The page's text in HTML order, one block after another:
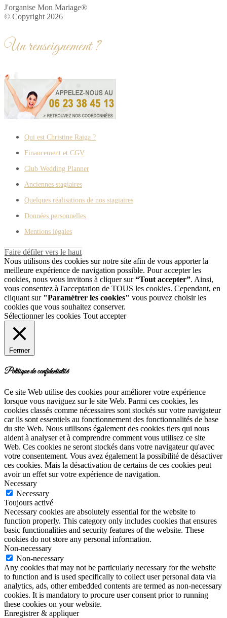
J'organise Mon Mariage®
© Copyright 2026
Un renseignement ?
Qui est Christine Raiga ?
Financement et CGV
Club Wedding Planner
Anciennes stagiaires
Quelques réalisations de nos stagiaires
Données personnelles
Mentions légales
Faire défiler vers le haut
Nous utilisons des cookies sur notre site afin de vous apporter la
meilleure expérience de navigation possible. Pour accepter les
cookies, nous vous invitons à cliquer sur“Tout accepter”. Ainsi,
vous consentez à l'acceptation de TOUS les cookies. Cependant, en
cliquant sur "Paramétrer les cookies" vous pouvez choisir les
cookies que vous souhaitez conserver.
Sélectionner les cookies Tout accepter
Fermer
Politique de confidentialité
Ce site Web utilise des cookies pour améliorer votre expérience
lorsque vous naviguez sur le site Web. Parmi ces cookies, les
cookies classés comme nécessaires sont stockés sur votre navigateur
car ils sont essentiels au fonctionnement des fonctionnalités de base
du site Web. Nous utilisons également des cookies tiers qui nous
aident à analyser et à comprendre comment vous utilisez ce site
Web. Ces cookies ne seront stockés dans votre navigateur qu'avec
votre consentement. Vous avez également la possibilité de désactiver
ces cookies. Mais la désactivation de certains de ces cookies peut
avoir un effet sur votre expérience de navigation.
Necessary
Necessary
Toujours activé
Necessary cookies are absolutely essential for the website to
function properly. This category only includes cookies that ensures
basic functionalities and security features of the website. These
cookies do not store any personal information.
Non-necessary
Non-necessary
Any cookies that may not be particularly necessary for the website
to function and is used specifically to collect user personal data via
analytics, ads, other embedded contents are termed as non-necessary
cookies. It is mandatory to procure user consent prior to running
these cookies on your website.
Enregistrer & appliquer